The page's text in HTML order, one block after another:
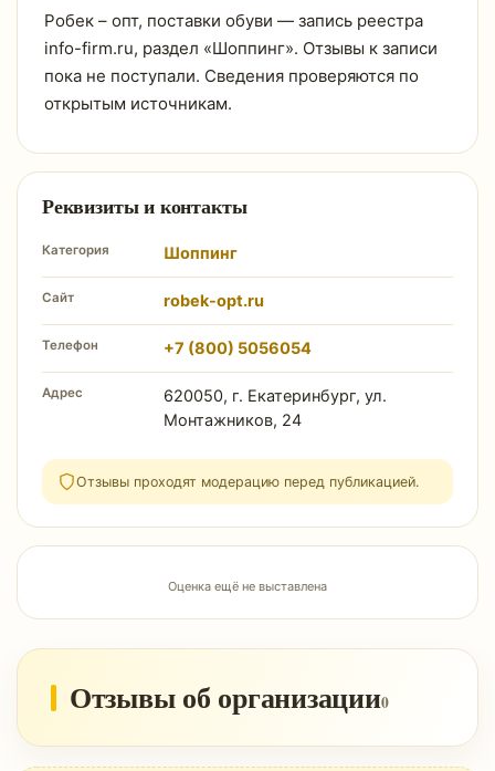
Робек – опт, поставки обуви — запись реестра
info-firm.ru, раздел «Шоппинг». Отзывы к записи
пока не поступали. Сведения проверяются по
открытым источникам.
Реквизиты и контакты
Категория Шоппинг
Сайт robek-opt.ru
Телефон +7 (800) 5056054
Адрес
620050, г. Екатеринбург, ул.
Монтажников, 24
Отзывы проходят модерацию перед публикацией.
Оценка ещё не выставлена
Отзывы об организации0